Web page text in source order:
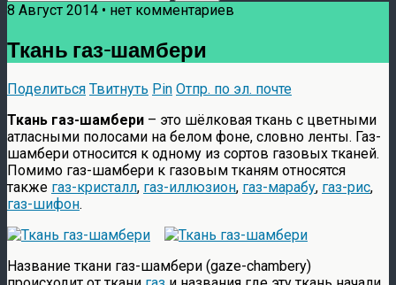
8 Август 2014 • нет комментариев
Ткань газ-шамбери
Поделиться Твитнуть Pin Отпр. по эл. почте
Ткань газ-шамбери – это шёлковая ткань с цветными
атласными полосами на белом фоне, словно ленты. Газ-
шамбери относится к одному из сортов газовых тканей.
Помимо газ-шамбери к газовым тканям относятся
также газ-кристалл, газ-иллюзион, газ-марабу, газ-рис,
газ-шифон.
Название ткани газ-шамбери (gaze-chambery)